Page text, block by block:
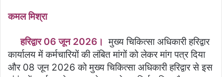
कमल मिश्रा
हरिद्वार 06 जून 2026। मुख्य चिकित्सा अधिकारी हरिद्वार
कार्यालय में कर्मचारियों की लंबित मांगों को लेकर मांग पत्र दिया
और 08 जून 2026 को मुख्य चिकित्सा अधिकारी हरिद्वार से इस